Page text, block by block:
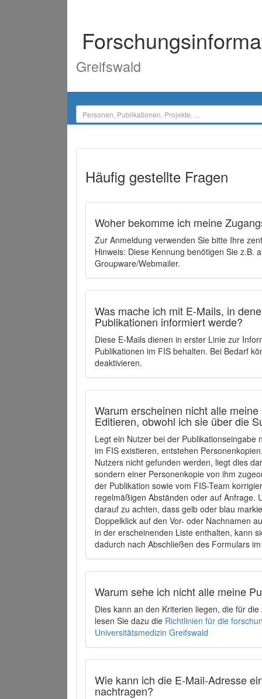
Greifswald
Häufig gestellte Fragen
Woher bekomme ich meine
Zur Anmeldung verwenden Sie bitte Ihre
Hinweis: Diese Kennung benötigen Sie z.B.
Groupware/Webmailer.
Was mache ich mit E-Mails, in
Publikationen informiert werde?
Diese E-Mails dienen in erster Linie zur
Publikationen im FIS behalten. Bei Bedarf
deaktivieren.
Warum erscheinen nicht alle
Editieren, obwohl ich sie über die
Legt ein Nutzer bei der
im FIS existieren, entstehen
Nutzers nicht gefunden werden, liegt dies
sondern einer Personenkopie von ihm
der Publikation sowie vom FIS-Team
regelmäßigen Abständen oder auf Anfrage.
darauf zu achten, dass gelb oder blau
Doppelklick auf den Vor- oder Nachnamen
in der erscheinenden Liste enthalten, kann
dadurch nach Abschließen des Formulars
Warum sehe ich nicht alle meine
Dies kann an den Kriterien liegen, die für
lesen Sie dazu die Richtlinien für die
Universitätsmedizin Greifswald
Wie kann ich die E-Mail-Adresse
nachtragen?